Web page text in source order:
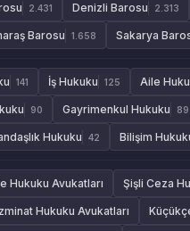
2.431 Denizli Barosu 2.313
Barosu 1.658 Sakarya
141 İş Hukuku 125 Aile
90 Gayrimenkul Hukuku 89
Hukuku 42 Bilişim
Hukuku Avukatları Şişli Ceza
Hukuku Avukatları